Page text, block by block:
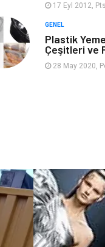
17 Eyl 2012, Pts
GENEL
Plastik
Çeşitleri ve
28 May 2020,